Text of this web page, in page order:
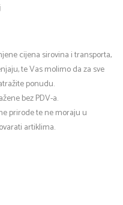
cijena sirovina i transporta,
te Vas molimo da za sve
ponudu.
bez PDV-a.
prirode te ne moraju u
artiklima.